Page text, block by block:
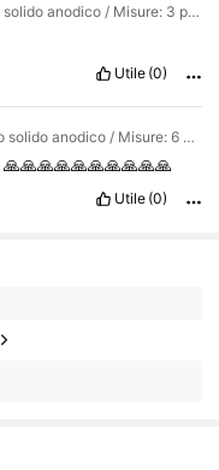
Colore: Stampo a fondo solido anodico / Misure: 3 pezzi da 4/6/8 pollici
Utile (0)
Colore: Stampo a fondo solido anodico / Misure: 6 pollici
🙏🙏🙏🙏🙏🙏🙏🙏🙏🙏
Utile (0)